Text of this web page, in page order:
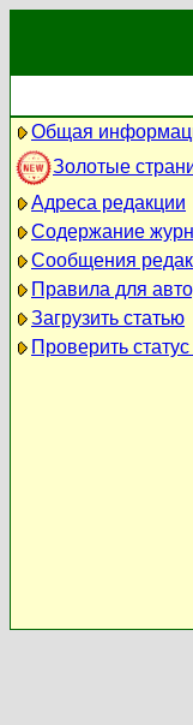
Общая
Золотые
Адреса редакции
Содержание
Сообщения
Правила для
Загрузить статью
Проверить статус